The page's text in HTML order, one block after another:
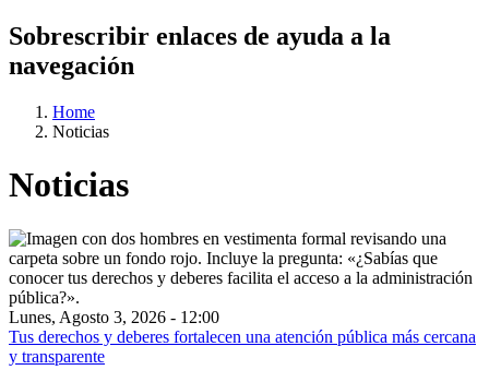
Sobrescribir enlaces de ayuda a la
navegación
Home
Noticias
Noticias
Lunes, Agosto 3, 2026 - 12:00
Tus derechos y deberes fortalecen una atención pública más cercana
y transparente